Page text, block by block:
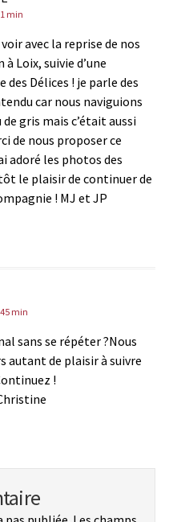
min
avec la reprise de nos
Loix, suivie d’une
des Délices ! je parle des
car nous naviguions
gris mais c’était aussi
de nous proposer ce
adoré les photos des
! MJ et JP
min
sans se répéter ?Nous
autant de plaisir à suivre
!